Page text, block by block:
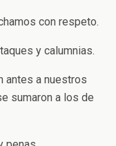
con respeto.
y calumnias.
antes a nuestros
sumaron a los de